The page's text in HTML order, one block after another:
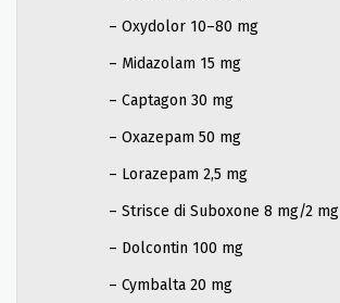
– Oxydolor 10–80 mg
– Midazolam 15 mg
– Captagon 30 mg
– Oxazepam 50 mg
– Lorazepam 2,5 mg
– Strisce di Suboxone 8 mg/2 mg
– Dolcontin 100 mg
– Cymbalta 20 mg